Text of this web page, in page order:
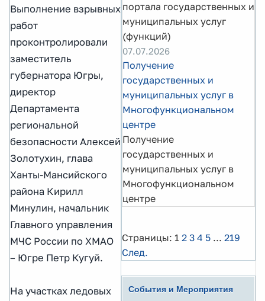
Выполнение взрывных
работ
проконтролировали
заместитель
губернатора Югры,
директор
Департамента
региональной
безопасности Алексей
Золотухин, глава
Ханты-Мансийского
района Кирилл
Минулин, начальник
Главного управления
МЧС России по ХМАО
– Югре Петр Кугуй.
На участках ледовых
портала государственных и
муниципальных услуг
(функций)
07.07.2026
Получение
государственных и
муниципальных услуг в
Многофункциональном
центре
Получение
государственных и
муниципальных услуг в
Многофункциональном
центре
Страницы: 1 2 3 4 5 ... 219
След.
События и Мероприятия